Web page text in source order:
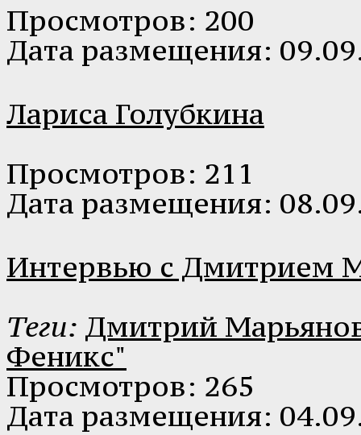
Просмотров: 200
Дата размещения:
Лариса Голубкина
Просмотров: 211
Дата размещения:
Интервью с Дмитрием
Теги: Дмитрий
Феникс"
Просмотров: 265
Дата размещения: